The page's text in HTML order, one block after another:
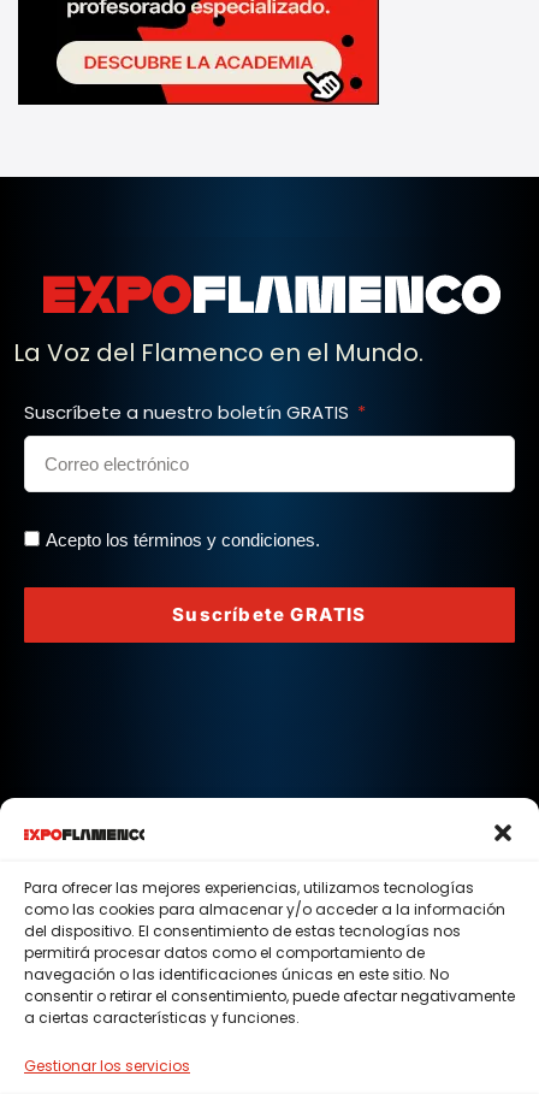
Para ofrecer las mejores experiencias, utilizamos tecnologías
como las cookies para almacenar y/o acceder a la información
del dispositivo. El consentimiento de estas tecnologías nos
permitirá procesar datos como el comportamiento de
navegación o las identificaciones únicas en este sitio. No
consentir o retirar el consentimiento, puede afectar negativamente
a ciertas características y funciones.
Gestionar los servicios
La Voz del Flamenco en el Mundo.
Suscríbete a nuestro boletín GRATIS
Acepto los términos y condiciones.
Suscríbete GRATIS
Sigue a expoflamenco
Términos Y Condiciones
Política De Privacidad
Política De Cookies